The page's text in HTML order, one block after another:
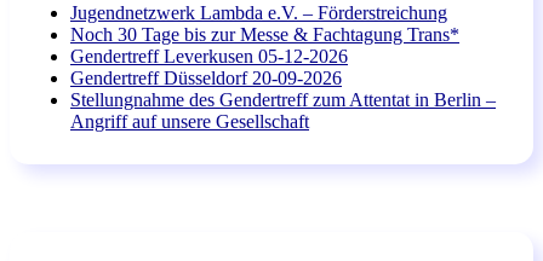
Jugendnetzwerk Lambda e.V. – Förderstreichung
Noch 30 Tage bis zur Messe & Fachtagung Trans*
Gendertreff Leverkusen 05-12-2026
Gendertreff Düsseldorf 20-09-2026
Stellungnahme des Gendertreff zum Attentat in Berlin –
Angriff auf unsere Gesellschaft